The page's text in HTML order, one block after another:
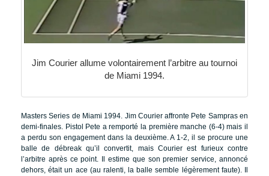
Jim Courier allume volontairement l’arbitre au tournoi
de Miami 1994.
Masters Series de Miami 1994. Jim Courier affronte Pete Sampras en
demi-finales. Pistol Pete a remporté la première manche (6-4) mais il
a perdu son engagement dans la deuxième. A 1-2, il se procure une
balle de débreak qu’il convertit, mais Courier est furieux contre
l’arbitre après ce point. Il estime que son premier service, annoncé
dehors, était un ace (au ralenti, la balle semble légèrement faute). Il